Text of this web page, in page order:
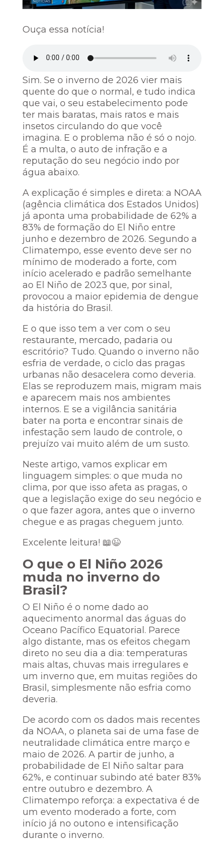
Ouça essa notícia!
Sim. Se o inverno de 2026 vier mais
quente do que o normal, e tudo indica
que vai, o seu estabelecimento pode
ter mais baratas, mais ratos e mais
insetos circulando do que você
imagina. E o problema não é só o nojo.
É a multa, o auto de infração e a
reputação do seu negócio indo por
água abaixo.
A explicação é simples e direta: a NOAA
(agência climática dos Estados Unidos)
já aponta uma probabilidade de 62% a
83% de formação do El Niño entre
junho e dezembro de 2026. Segundo a
Climatempo, esse evento deve ser no
mínimo de moderado a forte, com
início acelerado e padrão semelhante
ao El Niño de 2023 que, por sinal,
provocou a maior epidemia de dengue
da história do Brasil.
E o que isso tem a ver com o seu
restaurante, mercado, padaria ou
escritório? Tudo. Quando o inverno não
esfria de verdade, o ciclo das pragas
urbanas não desacelera como deveria.
Elas se reproduzem mais, migram mais
e aparecem mais nos ambientes
internos. E se a vigilância sanitária
bater na porta e encontrar sinais de
infestação sem laudo de controle, o
prejuízo vai muito além de um susto.
Neste artigo, vamos explicar em
linguagem simples: o que muda no
clima, por que isso afeta as pragas, o
que a legislação exige do seu negócio e
o que fazer agora, antes que o inverno
chegue e as pragas cheguem junto.
Excelente leitura! 📖😉
O que o El Niño 2026
muda no inverno do
Brasil?
O El Niño é o nome dado ao
aquecimento anormal das águas do
Oceano Pacífico Equatorial. Parece
algo distante, mas os efeitos chegam
direto no seu dia a dia: temperaturas
mais altas, chuvas mais irregulares e
um inverno que, em muitas regiões do
Brasil, simplesmente não esfria como
deveria.
De acordo com os dados mais recentes
da NOAA, o planeta sai de uma fase de
neutralidade climática entre março e
maio de 2026. A partir de junho, a
probabilidade de El Niño saltar para
62%, e continuar subindo até bater 83%
entre outubro e dezembro. A
Climatempo reforça: a expectativa é de
um evento moderado a forte, com
início já no outono e intensificação
durante o inverno.